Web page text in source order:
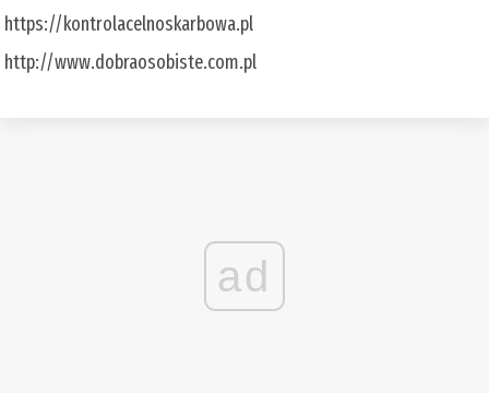
https://kontrolacelnoskarbowa.pl
http://www.dobraosobiste.com.pl
ad